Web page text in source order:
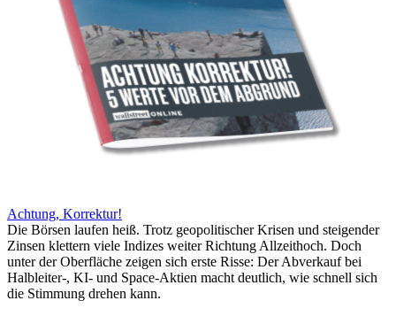
Achtung, Korrektur!
Die Börsen laufen heiß. Trotz geopolitischer Krisen und steigender
Zinsen klettern viele Indizes weiter Richtung Allzeithoch. Doch
unter der Oberfläche zeigen sich erste Risse: Der Abverkauf bei
Halbleiter-, KI- und Space-Aktien macht deutlich, wie schnell sich
die Stimmung drehen kann.